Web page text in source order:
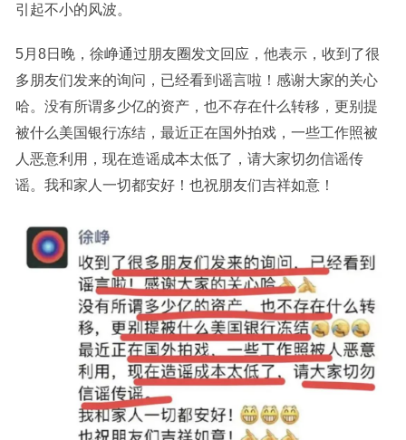
引起不小的风波。
5月8日晚，徐峥通过朋友圈发文回应，他表示，收到了很
多朋友们发来的询问，已经看到谣言啦！感谢大家的关心
哈。没有所谓多少亿的资产，也不存在什么转移，更别提
被什么美国银行冻结，最近正在国外拍戏，一些工作照被
人恶意利用，现在造谣成本太低了，请大家切勿信谣传
谣。我和家人一切都安好！也祝朋友们吉祥如意！